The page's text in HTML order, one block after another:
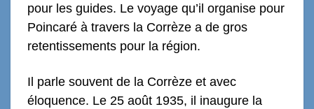
pour les guides. Le voyage qu’il organise pour
Poincaré à travers la Corrèze a de gros
retentissements pour la région.
Il parle souvent de la Corrèze et avec
éloquence. Le 25 août 1935, il inaugure la